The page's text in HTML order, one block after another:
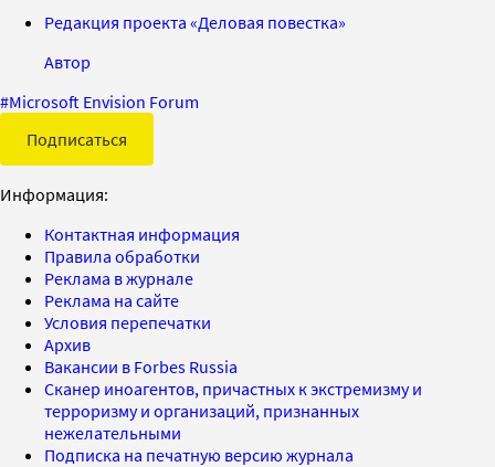
Редакция проекта «Деловая повестка»
Автор
#Microsoft Envision Forum
Подписаться
Информация:
Контактная информация
Правила обработки
Реклама в журнале
Реклама на сайте
Условия перепечатки
Архив
Вакансии в Forbes Russia
Сканер иноагентов, причастных к экстремизму и
терроризму и организаций, признанных
нежелательными
Подписка на печатную версию журнала